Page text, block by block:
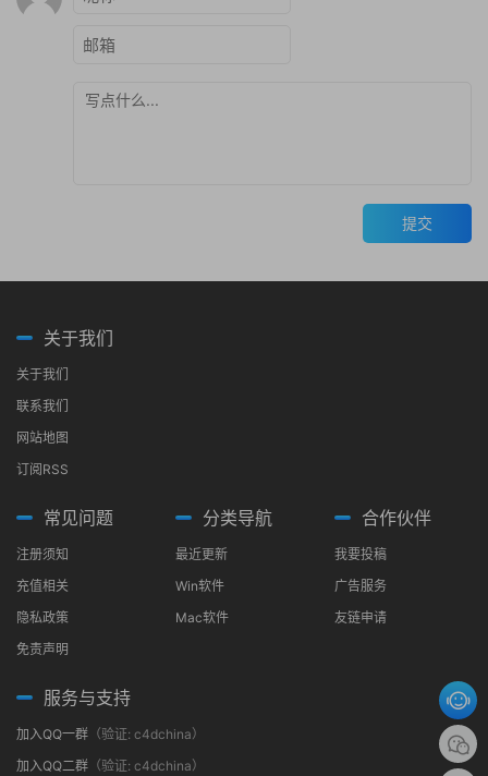
提交
关于我们
关于我们
联系我们
网站地图
订阅RSS
常见问题
注册须知
充值相关
隐私政策
免责声明
分类导航
最近更新
Win软件
Mac软件
合作伙伴
我要投稿
广告服务
友链申请
服务与支持
加入QQ一群 （验证: c4dchina）
加入QQ二群 （验证: c4dchina）